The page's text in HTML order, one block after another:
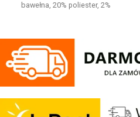
bawełna, 20% poliester, 2%
kroju. Posiadają cztery kieszenie i
regulowana gumę w pasie która
zapewnia idealne dopasowanie w
talii.
Regular Fit- regularny krój, nie
krępuje ruchów dzięki
odpowiednio dobranym